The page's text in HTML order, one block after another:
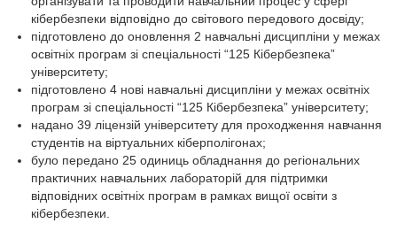
кібербезпеки відповідно до світового передового досвіду;
підготовлено до оновлення 2 навчальні дисципліни у межах
освітніх програм зі спеціальності “125 Кібербезпека”
університету;
підготовлено 4 нові навчальні дисципліни у межах освітніх
програм зі спеціальності “125 Кібербезпека” університету;
надано 39 ліцензій університету для проходження навчання
студентів на віртуальних кіберполігонах;
було передано 25 одиниць обладнання до регіональних
практичних навчальних лабораторій для підтримки
відповідних освітніх програм в рамках вищої освіти з
кібербезпеки.